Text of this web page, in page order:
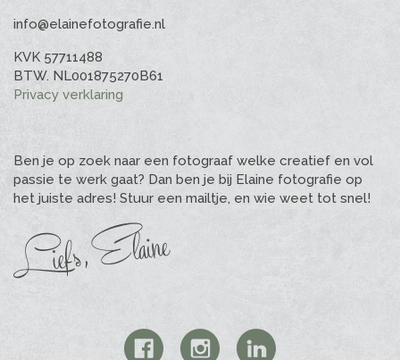
info@elainefotografie.nl
KVK 57711488
BTW. NL001875270B61
Privacy verklaring
Ben je op zoek naar een fotograaf welke creatief en vol
passie te werk gaat? Dan ben je bij Elaine fotografie op
het juiste adres! Stuur een mailtje, en wie weet tot snel!